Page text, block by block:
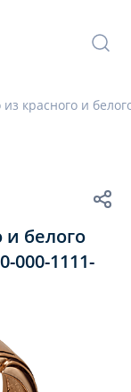
из красного и
и белого
000-1111-